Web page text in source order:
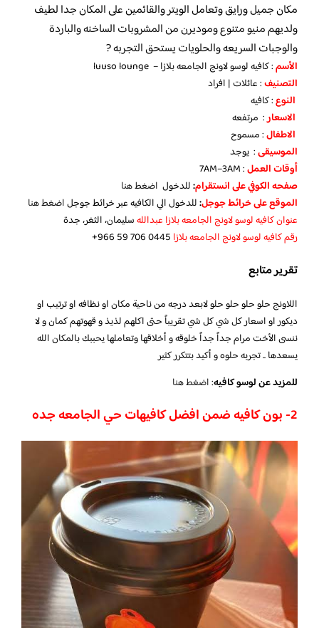
مكان جميل ورايق وتعامل الويتر والقائمين على المكان جدا لطيف
ولديهم منيو متنوع وموديرن من المشروبات الساخنه والباردة
والوجبات السريعه والحلويات يستحق التجربه ?
الأسم: كافيه لوسو لاونج الجامعه بلازا – luuso lounge
التصنيف: عائلات | افراد
النوع: كافيه
الاسعار: مرتفعه
الاطفال: مسموح
الموسيقى: يوجد
أوقات العمل: 7AM–3AM
صفحه الكوفي على انستقرام:للدخول اضغط هنا
الموقع على خرائط جوجل:للدخول الي الكافيه عبر خرائط جوجلاضغط هنا
عنوان كافيه لوسو لاونج الجامعه بلازا عبداللهسليمان، الثغر، جدة
رقم كافيه لوسو لاونج الجامعه بلازا
تقرير متابع
اللاونج حلو حلو حلو حلو لابعد درجه من ناحية مكان او نظافه او ترتيب او
ديكور او اسعار كل شي كل شي تقريباً حتى اكلهم لذيذ و قهوتهم كمان و لا
ننسى الأخت مرام جداً جداً خلوقه و أخلاقها وتعاملها يحببك بالمكان الله
يسعدها .. تجربه حلوه و أكيد بتتكرر كثير
للمزيد عن لوسو كافيه:اضغط هنا
2- بون كافيه ضمن افضل كافيهات حي الجامعه جده